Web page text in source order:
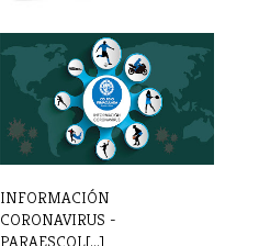
INSCRIPCIONES
PARAESCOLARES 2022 - [...]
INFORMACIÓN
CORONAVIRUS -
PARAESCOL[...]